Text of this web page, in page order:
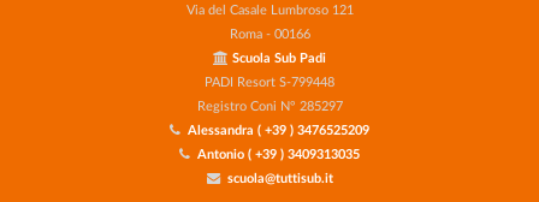
Via del Casale Lumbroso 121
Roma - 00166
Scuola Sub Padi
PADI Resort S-799448
Registro Coni N° 285297
Alessandra ( +39 ) 3476525209
Antonio ( +39 ) 3409313035
scuola@tuttisub.it